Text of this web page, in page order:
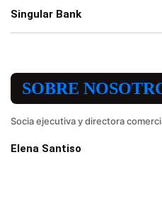
Singular Bank
SOBRE
Socia ejecutiva y directora
Elena Santiso